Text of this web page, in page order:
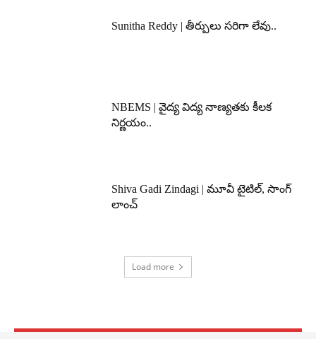
Sunitha Reddy | తీర్పులు సరిగా లేవు..
NBEMS | వైద్య విద్య నాణ్యతకు కీలక
నిర్ణయం..
Shiva Gadi Zindagi | మూవీ టైటిల్, సాంగ్
లాంచ్
Load more